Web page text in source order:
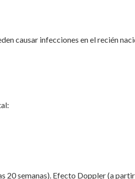
causar infecciones en el recién
semanas). Efecto Doppler (a partir